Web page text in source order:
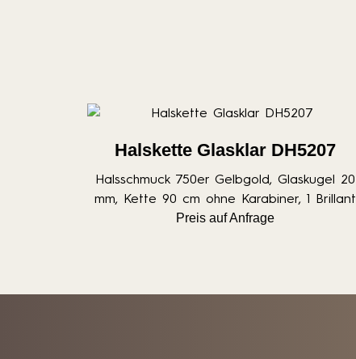
Halskette Glasklar DH5207
Halsschmuck 750er Gelbgold, Glaskugel 20
mm, Kette 90 cm ohne Karabiner, 1 Brillant
Preis auf Anfrage